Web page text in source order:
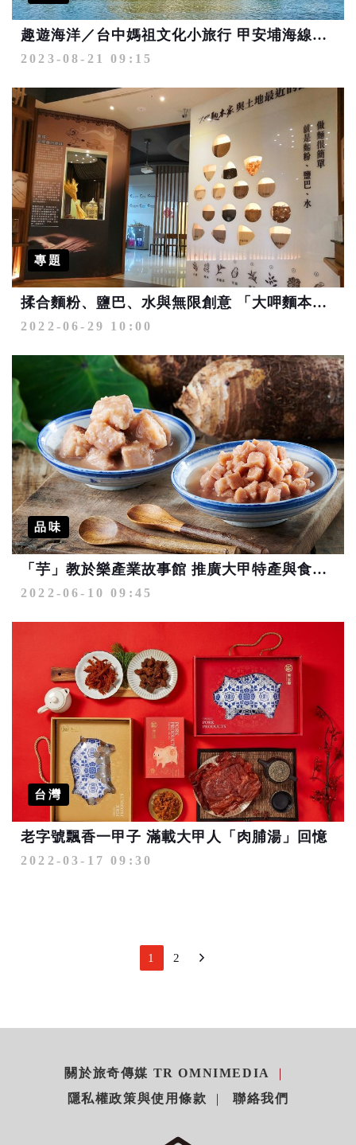
趣遊海洋／台中媽祖文化小旅行 甲安埔海線微笑新發現
2023-08-21 09:15
專題
揉合麵粉、鹽巴、水與無限創意 「大呷麵本家」開創麵食文化觀光新猷
2022-06-29 10:00
品味
「芋」教於樂產業故事館 推廣大甲特產與食農體驗
2022-06-10 09:45
台灣
老字號飄香一甲子 滿載大甲人「肉脯湯」回憶
2022-03-17 09:30
1 2
關於旅奇傳媒 TR OMNIMEDIA
隱私權政策與使用條款
聯絡我們